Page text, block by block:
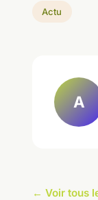
Actu
A
← Voir tous